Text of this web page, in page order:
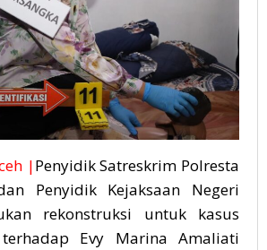
|Penyidik Satreskrim Polresta
Penyidik Kejaksaan Negeri
rekonstruksi untuk kasus
Evy Marina Amaliati